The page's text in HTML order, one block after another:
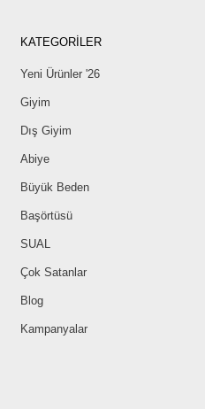
KATEGORİLER
Yeni Ürünler '26
Giyim
Dış Giyim
Abiye
Büyük Beden
Başörtüsü
SUAL
Çok Satanlar
Blog
Kampanyalar